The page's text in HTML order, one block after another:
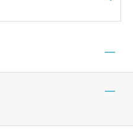
—
—